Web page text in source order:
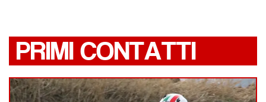
PRIMI CONTATTI